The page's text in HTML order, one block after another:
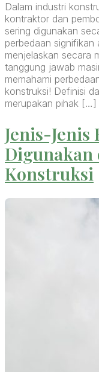
Dalam industri
kontraktor dan
sering digunakan
perbedaan signifikan
menjelaskan secara
tanggung jawab
memahami
konstruksi! Definisi
merupakan pihak […]
Jenis-Jenis
Digunakan
Konstruksi